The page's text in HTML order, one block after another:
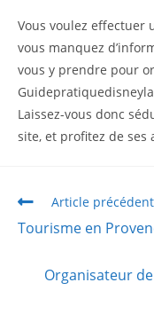
Vous voulez effectuer
vous manquez
vous y prendre pour
Laissez-vous donc
site, et profitez de ses
Article précédent
Tourisme en
Organisateur